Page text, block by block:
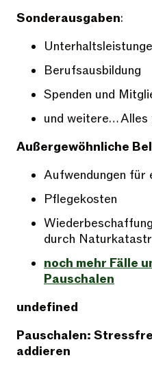
Sonderausgaben:
Berufsausbildung
Spenden und
und weitere… Alles
Außergewöhnliche
Aufwendungen für
Pflegekosten
durch
noch mehr Fälle
Pauschalen
undefined
Pauschalen:
addieren